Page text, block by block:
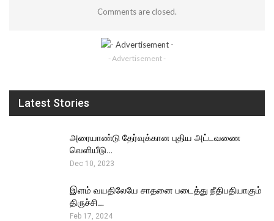
Comments are closed.
- Advertisement -
Latest Stories
அரையாண்டு தேர்வுக்கான புதிய அட்டவணை
வெளியீடு…
Dec 10, 2023
இளம் வயதிலேயே சாதனை படைத்து நீதிபதியாகும்
திருச்சி…
Feb 17, 2024